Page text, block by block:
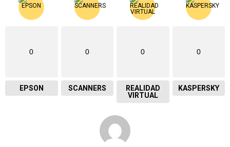
0
EPSON
0
SCANNERS
0
REALIDAD
VIRTUAL
0
KASPERSKY